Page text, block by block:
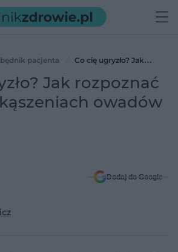
pacjenta
Co cię ugryzło? Jak
owadów [ZDJĘCIA]
Jak rozpoznać
owadów
Dodaj do Google